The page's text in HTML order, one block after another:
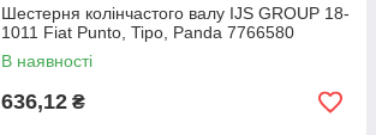
Шестерня колінчастого валу IJS GROUP 18-
1011 Fiat Punto, Tipo, Panda 7766580
В наявності
636,12 ₴